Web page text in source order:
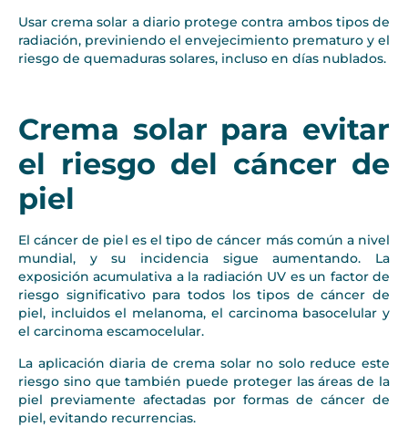
Usar crema solar a diario protege contra ambos tipos de
radiación, previniendo el envejecimiento prematuro y el
riesgo de quemaduras solares, incluso en días nublados.
Crema solar para evitar
el riesgo del cáncer de
piel
El cáncer de piel es el tipo de cáncer más común a nivel
mundial, y su incidencia sigue aumentando. La
exposición acumulativa a la radiación UV es un factor de
riesgo significativo para todos los tipos de cáncer de
piel, incluidos el melanoma, el carcinoma basocelular y
el carcinoma escamocelular.
La aplicación diaria de crema solar no solo reduce este
riesgo sino que también puede proteger las áreas de la
piel previamente afectadas por formas de cáncer de
piel, evitando recurrencias.